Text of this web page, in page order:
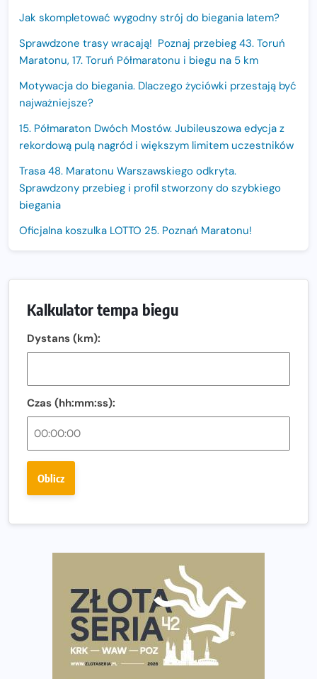
Jak skompletować wygodny strój do biegania latem?
Sprawdzone trasy wracają! Poznaj przebieg 43. Toruń
Maratonu, 17. Toruń Półmaratonu i biegu na 5 km
Motywacja do biegania. Dlaczego życiówki przestają być
najważniejsze?
15. Półmaraton Dwóch Mostów. Jubileuszowa edycja z
rekordową pulą nagród i większym limitem uczestników
Trasa 48. Maratonu Warszawskiego odkryta.
Sprawdzony przebieg i profil stworzony do szybkiego
biegania
Oficjalna koszulka LOTTO 25. Poznań Maratonu!
Ostatnie wolne miejsca na jubileuszowy Bieg
Fabrykanta. Organizatorzy odkrywają trasę dzień po
Złota Seria 42 rośnie. Coraz więcej maratończyków
wybiera wyzwanie trzech największych maratonów w
Polsce
Ponad 12 tysięcy uczestników pobiegło dla Bohaterów!
Rozbiegany Olsztyn szykuje się na weekend z
półmaratonem
Już w tę sobotę 35. Bieg Powstania Warszawskiego.
Wystartuje rekordowa liczba uczestników
35. Bieg Powstania Warszawskiego – praktyczny
Kalkulator tempa biegu
Dystans (km):
Czas (hh:mm:ss):
Oblicz